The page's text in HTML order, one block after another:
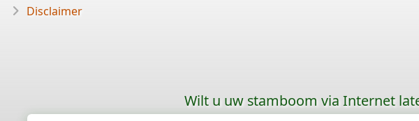
Disclaimer
Wilt u uw stamboom via Internet